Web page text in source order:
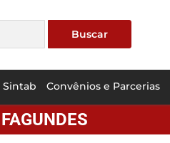
Sintab Convênios e Parcerias